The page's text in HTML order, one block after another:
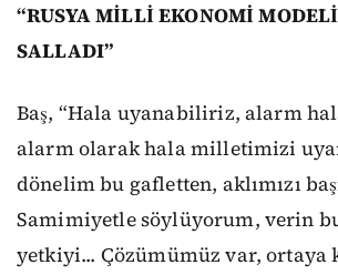
“RUSYA MİLLİ EKONOMİ
SALLADI”
Baş, “Hala uyanabiliriz, alarm
alarm olarak hala milletimizi
dönelim bu gafletten, aklımızı
Samimiyetle söylüyorum, verin
yetkiyi... Çözümümüz var, ortaya